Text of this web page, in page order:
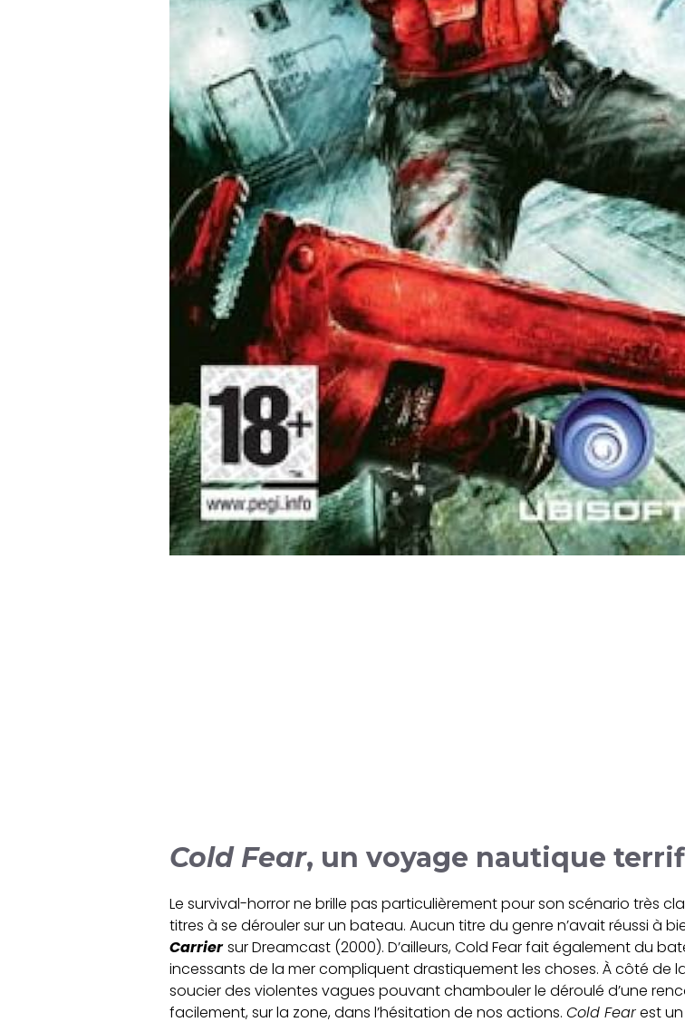
Cold Fear, un voyage nautique
Le survival-horror ne brille pas particulièrement pour son scénario très
titres à se dérouler sur un bateau. Aucun titre du genre n’avait réussi à
Carrier sur Dreamcast (2000). D’ailleurs, Cold Fear fait également du
incessants de la mer compliquent drastiquement les choses. À côté de
soucier des violentes vagues pouvant chambouler le déroulé d’une
facilement, sur la zone, dans l’hésitation de nos actions. Cold Fearest